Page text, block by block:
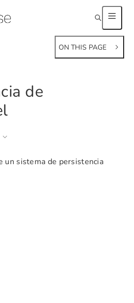
ON THIS PAGE
de
un sistema de persistencia